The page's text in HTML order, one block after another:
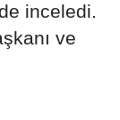
inceledi.
ve